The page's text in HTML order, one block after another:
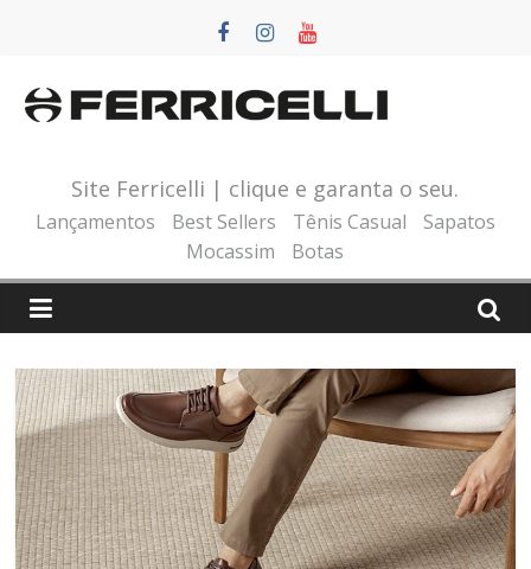
conteúdo
Site Ferricelli | clique e garanta o seu.
Lançamentos Best Sellers Tênis Casual
Sapatos
Mocassim
Botas